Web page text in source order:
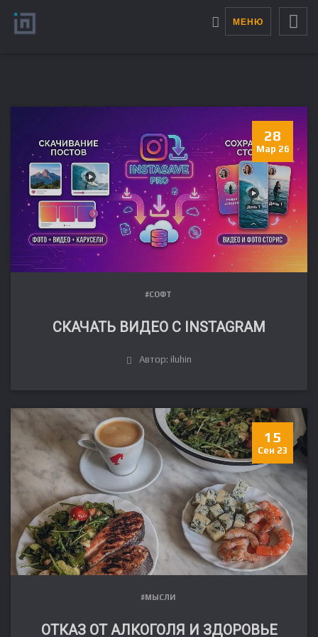
МЕНЮ
28
Мар 26
#СОФТ
СКАЧАТЬ ВИДЕО С INSTAGRAM
Автор: iluhin
15
Сен 23
#МЫСЛИ
ОТКАЗ ОТ АЛКОГОЛЯ И ЗДОРОВЬЕ